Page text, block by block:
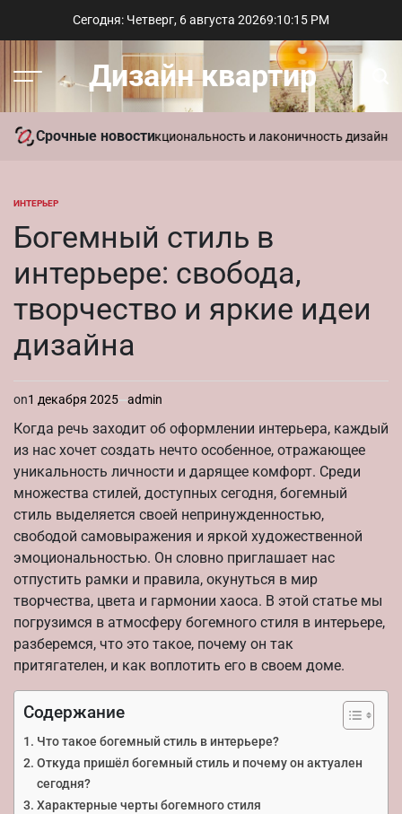
Сегодня: Четверг, 6 августа 20269:10:16 PM
Меню Дизайн квартир
Срочные новости
в интерьере: функциональность и лаконичность дизайна
ОПУБЛИКОВАНО
ИНТЕРЬЕР
Богемный стиль в
интерьере: свобода,
творчество и яркие идеи
дизайна
on1 декабря 2025 admin
Когда речь заходит об оформлении интерьера, каждый
из нас хочет создать нечто особенное, отражающее
уникальность личности и дарящее комфорт. Среди
множества стилей, доступных сегодня, богемный
стиль выделяется своей непринужденностью,
свободой самовыражения и яркой художественной
эмоциональностью. Он словно приглашает нас
отпустить рамки и правила, окунуться в мир
творчества, цвета и гармонии хаоса. В этой статье мы
погрузимся в атмосферу богемного стиля в интерьере,
разберемся, что это такое, почему он так
притягателен, и как воплотить его в своем доме.
Содержание
Что такое богемный стиль в интерьере?
Откуда пришёл богемный стиль и почему он актуален
сегодня?
Характерные черты богемного стиля